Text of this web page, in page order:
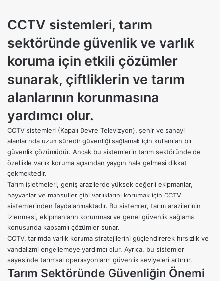
CCTV sistemleri, tarım
sektöründe güvenlik ve varlık
koruma için etkili çözümler
sunarak, çiftliklerin ve tarım
alanlarının korunmasına
yardımcı olur.
CCTV sistemleri (Kapalı Devre Televizyon), şehir ve sanayi
alanlarında uzun süredir güvenliği sağlamak için kullanılan bir
güvenlik çözümüdür. Ancak bu sistemlerin tarım sektöründe de
özellikle varlık koruma açısından yaygın hale gelmesi dikkat
çekmektedir.
Tarım işletmeleri, geniş arazilerde yüksek değerli ekipmanlar,
hayvanlar ve mahsuller gibi varlıklarını korumak için CCTV
sistemlerinden faydalanmaktadır. Bu sistemler, tarım arazilerinin
izlenmesi, ekipmanların korunması ve genel güvenlik sağlama
konusunda kapsamlı çözümler sunar.
CCTV, tarımda varlık koruma stratejilerini güçlendirerek hırsızlık ve
vandalizmi engellemeye yardımcı olur. Ayrıca, bu sistemler
sayesinde tarımsal operasyonların güvenlik seviyeleri artırılır.
Tarım Sektöründe Güvenliğin Önemi